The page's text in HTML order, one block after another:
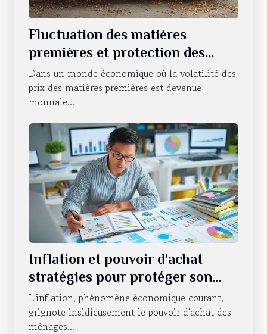
Fluctuation des matières
premières et protection des
investissements Comment se
couvrir contre l'instabilité
Dans un monde économique où la volatilité des
prix des matières premières est devenue
monnaie...
Inflation et pouvoir d'achat
stratégies pour protéger son
portefeuille en période
d'incertitude économique
L'inflation, phénomène économique courant,
grignote insidieusement le pouvoir d'achat des
ménages...